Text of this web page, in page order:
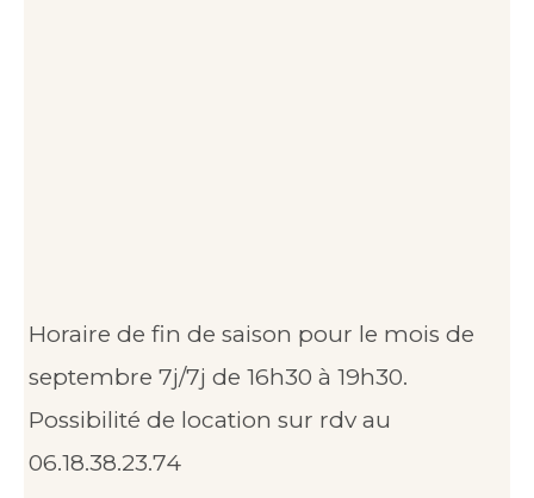
Horaire de fin de saison pour le mois de
septembre 7j/7j de 16h30 à 19h30.
Possibilité de location sur rdv au
06.18.38.23.74